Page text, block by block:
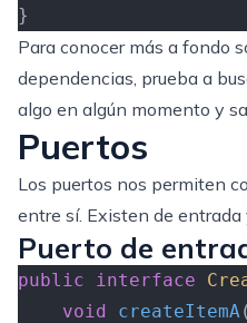
}
Para conocer más a fondo
dependencias, prueba a
algo en algún momento y
Puertos
Los puertos nos permiten
entre sí. Existen de entrada
Puerto de
public interface
    void
createItemA(